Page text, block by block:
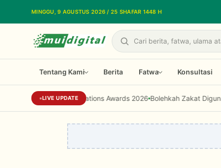
MINGGU, 9 AGUSTUS 2026 / 25 SHAFAR 1448 H
Cari
Tentang Kami Berita Fatwa Konsultasi
LIVE UPDATE Dari Reputasi Menjadi Kepercayaan,